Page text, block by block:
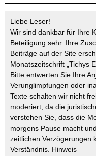
Liebe Leser!
Wir sind dankbar für Ihre
Beteiligung sehr. Ihre
Beiträge auf der Site
Monatszeitschrift „Tichys
Bitte entwerten Sie Ihre
Verunglimpfungen oder
Texte schalten wir nicht
moderiert, da die
verstehen Sie, dass die
morgens Pause macht
zeitlichen Verzögerungen
Verständnis. Hinweis